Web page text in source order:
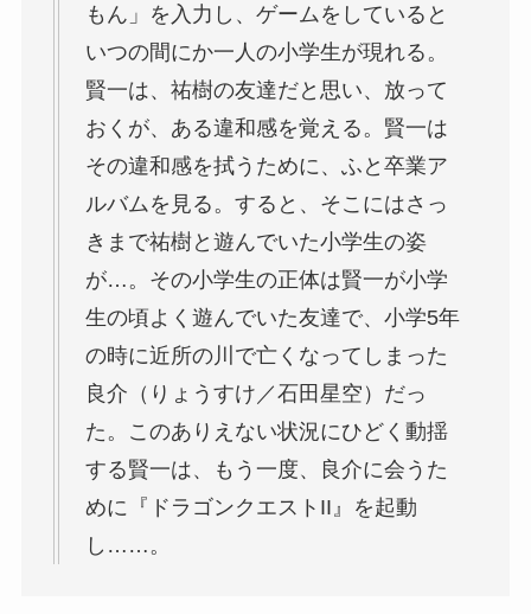
もん」を入力し、ゲームをしていると
いつの間にか一人の小学生が現れる。
賢一は、祐樹の友達だと思い、放って
おくが、ある違和感を覚える。賢一は
その違和感を拭うために、ふと卒業ア
ルバムを見る。すると、そこにはさっ
きまで祐樹と遊んでいた小学生の姿
が…。その小学生の正体は賢一が小学
生の頃よく遊んでいた友達で、小学5年
の時に近所の川で亡くなってしまった
良介（りょうすけ／石田星空）だっ
た。このありえない状況にひどく動揺
する賢一は、もう一度、良介に会うた
めに『ドラゴンクエストII』を起動
し……。